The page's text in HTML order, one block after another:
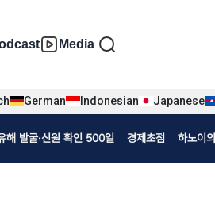
tiện tiếng Hàn
Media
German Indonesian Japanese
해 발굴·신원 확인 500일 경제초점 하노이